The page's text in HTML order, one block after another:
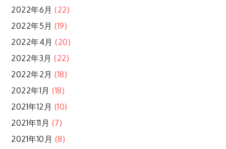
2022年6月 (22)
2022年5月 (19)
2022年4月 (20)
2022年3月 (22)
2022年2月 (18)
2022年1月 (18)
2021年12月 (10)
2021年11月 (7)
2021年10月 (8)